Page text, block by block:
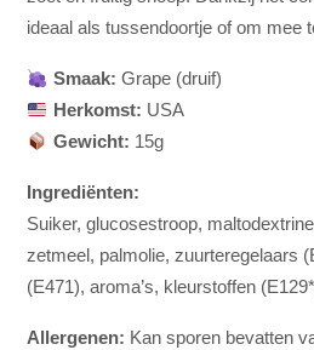
ideaal als tussendoortje of om mee
Smaak: Grape (druif)
Herkomst: USA
Gewicht: 15g
Ingrediënten:
Suiker, glucosestroop,
zetmeel, palmolie, zuurteregelaars
(E471), aroma’s, kleurstoffen
Allergenen: Kan sporen bevatten